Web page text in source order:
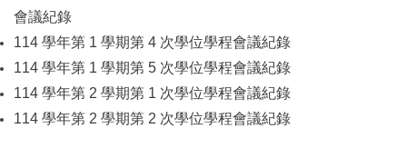
會議紀錄
114 學年第 1 學期第 4 次學位學程會議紀錄
114 學年第 1 學期第 5 次學位學程會議紀錄
114 學年第 2 學期第 1 次學位學程會議紀錄
114 學年第 2 學期第 2 次學位學程會議紀錄